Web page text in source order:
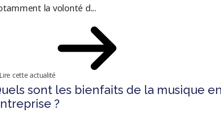
la volonté d...
cette actualité
sont les bienfaits de la musique
?